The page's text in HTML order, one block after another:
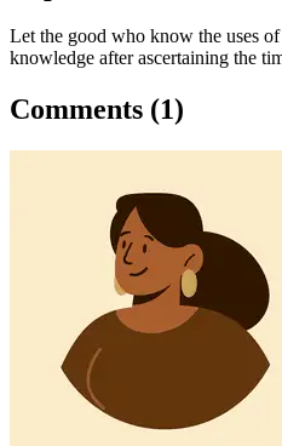
Let the good who know the uses
knowledge after ascertaining the
Comments (1)